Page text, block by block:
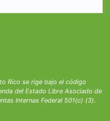
Rico se rige bajo el código
del Estado Libre Asociado de
Internas Federal 501(c) (3).